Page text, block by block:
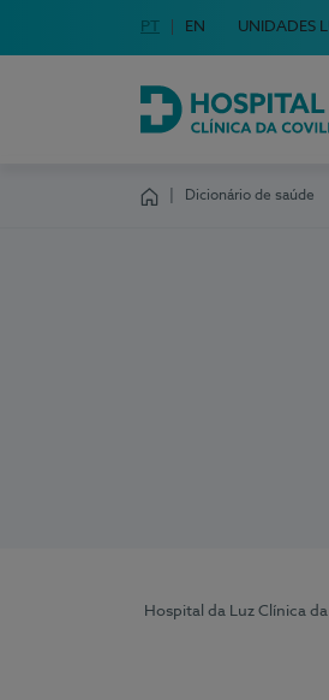
Escolha o seu idioma
Idioma em Português
PT English Language
EN UNIDADES
Hospital da Luz
Dicionário de saúde
Hospital da Luz Clínica